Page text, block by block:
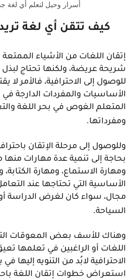
أسرار وحيل لتعلم أي لغة
كيف تتقن أي لغة
إتقان اللغات من الأشياء الممتعة
شريحة عريضة، ولكنها تحتاج لبذل
للوصول إلى الاحترافية، فالأمر
الأساسيات والمفردات الدارجة في
المتعلم الغوص في بحر اللغة
ومفرداتها.
وللوصول إلى مرحلة الإتقان
بحاجة إلى تنمية عدة مهارات
ومهارة الاستماع، ومهارة
الأساسية التي تحتاجها عند
مجال، سواء كان لغرض الدراسة
السياحة.
وهناك للأسف بعض المعوقات
اللغات أو الراغبين في تعلمها
الاحترافية لابُد من التنويه إليها
استعراض خطوات إتقان اللغة